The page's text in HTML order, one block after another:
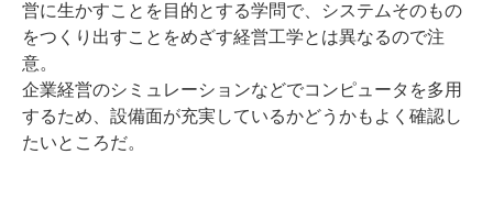
営に生かすことを目的とする学問で、システムそのもの
をつくり出すことをめざす経営工学とは異なるので注
意。
企業経営のシミュレーションなどでコンピュータを多用
するため、設備面が充実しているかどうかもよく確認し
たいところだ。